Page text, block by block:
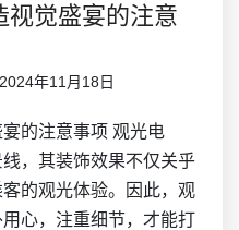
视觉盛宴的注意
2024年11月18日
的注意事项 观光电
，其装饰效果不仅关乎
的观光体验。因此，观
心，注重细节，才能打